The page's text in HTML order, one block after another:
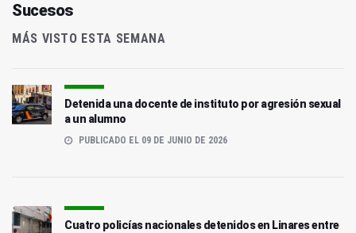
Sucesos
MÁS VISTO ESTA SEMANA
Detenida una docente de instituto por agresión sexual
a un alumno
PUBLICADO EL 09 DE JUNIO DE 2026
Cuatro policías nacionales detenidos en Linares entre